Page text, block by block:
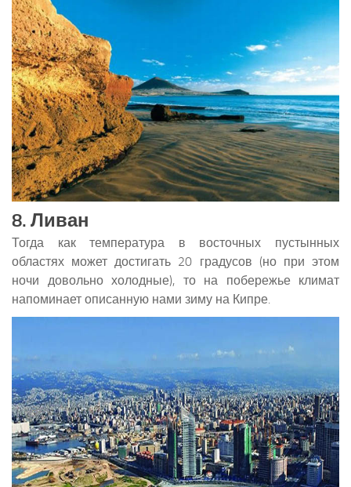
8. Ливан
Тогда как температура в восточных пустынных
областях может достигать 20 градусов (но при этом
ночи довольно холодные), то на побережье климат
напоминает описанную нами зиму на Кипре.